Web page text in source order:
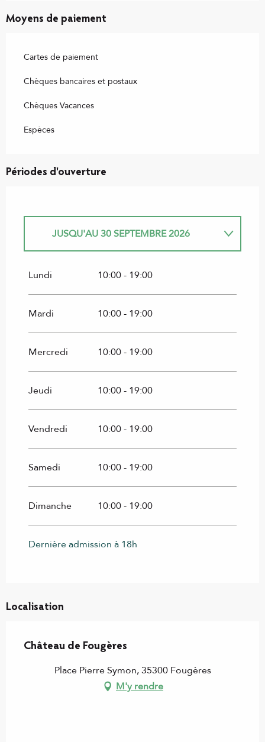
Moyens de paiement
Cartes de paiement
Chèques bancaires et postaux
Chèques Vacances
Espèces
Périodes d'ouverture
DU
JUSQU'AU30 SEPTEMBRE 2026
DU1 OCTOBRE 2026AU3 JANVIER 2027
DU4 JANVIER 2027AU31 JANVIER 2027
Lundi 10:00 - 19:00
Mardi 10:00 - 19:00
Mercredi 10:00 - 19:00
Jeudi 10:00 - 19:00
Vendredi 10:00 - 19:00
Samedi 10:00 - 19:00
Dimanche 10:00 - 19:00
Dernière admission à 18h
Localisation
Château de Fougères
Place Pierre Symon, 35300 Fougères
M'y rendre